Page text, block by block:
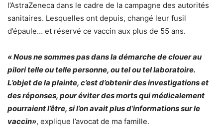
l’AstraZeneca dans le cadre de la campagne des autorités
sanitaires. Lesquelles ont depuis, changé leur fusil
d’épaule… et réservé ce vaccin aux plus de 55 ans.
«Nous ne sommes pas dans la démarche de clouer au
pilori telle ou telle personne, ou tel ou tel laboratoire.
L’objet de la plainte, c’est d’obtenir des investigations et
des réponses, pour éviter des morts qui médicalement
pourraient l’être, si l’on avait plus d’informations sur le
vaccin», explique l’avocat de ma famille.